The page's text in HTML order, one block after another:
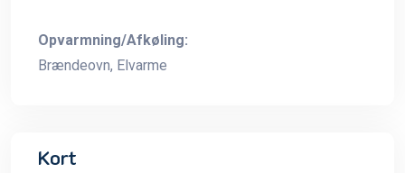
Opvarmning/Afkøling:
Brændeovn, Elvarme
Kort